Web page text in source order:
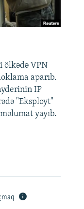
ölkədə VPN
aparıb.
IP
"Eksployt"
yayıb.